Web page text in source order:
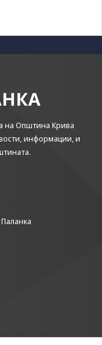
на Општина Крива
информации, и